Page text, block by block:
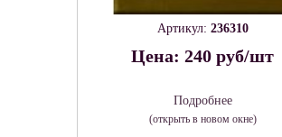
Артикул: 236310
Цена: 240 руб/шт
Подробнее
(открыть в новом окне)